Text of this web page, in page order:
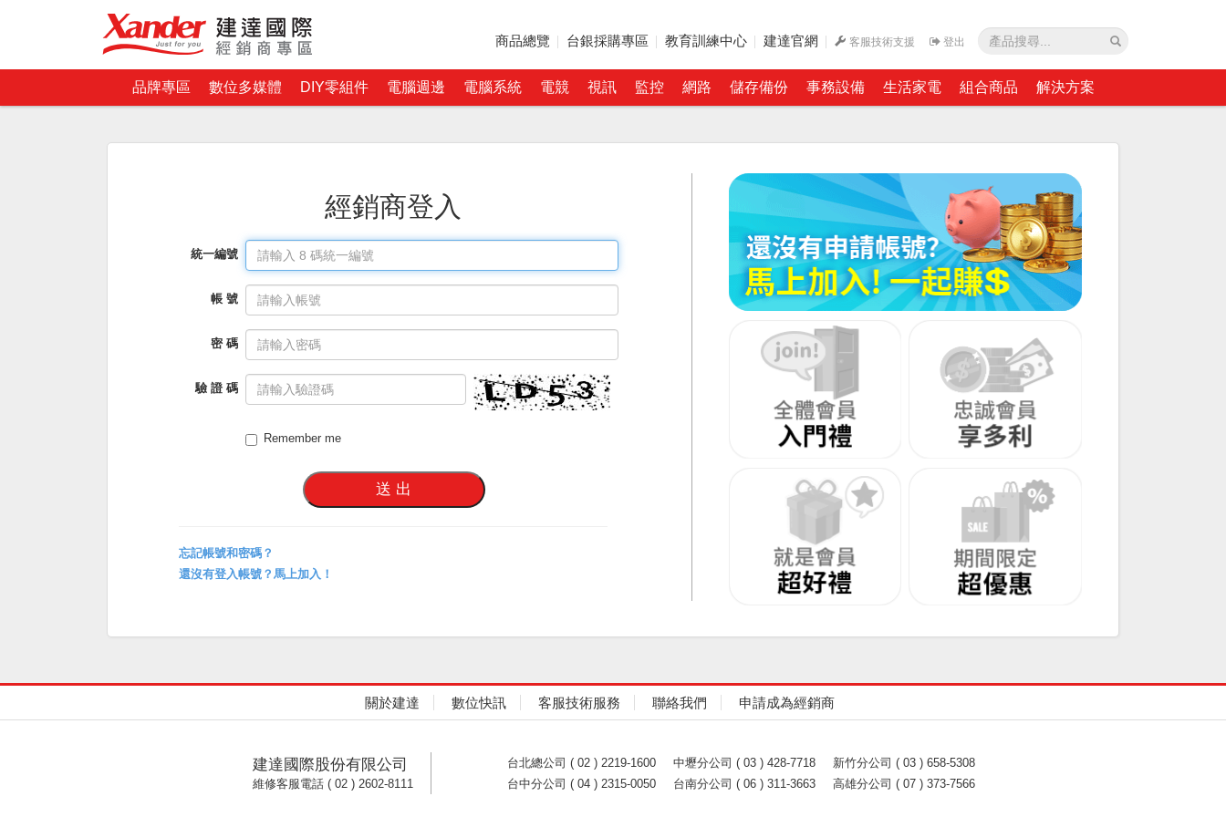
商品總覽 台銀採購專區 教育訓練中心 建達官網 客服技術支援 登出
品牌專區 數位多媒體 DIY零組件 電腦週邊 電腦系統 電競 視訊 監控 網路 儲存備份 事務設備 生活家電 組合商品 解決方案
經銷商登入
統一編號
帳 號
密 碼
驗 證 碼
Remember me
忘記帳號和密碼？
還沒有登入帳號？馬上加入！
關於建達 數位快訊 客服技術服務 聯絡我們 申請成為經銷商
建達國際股份有限公司
維修客服電話 ( 02 ) 2602-8111
台北總公司 ( 02 ) 2219-1600 中壢分公司 ( 03 ) 428-7718
新竹分公司 ( 03 ) 658-5308
台中分公司 ( 04 ) 2315-0050
台南分公司 ( 06 ) 311-3663 高雄分公司 ( 07 ) 373-7566